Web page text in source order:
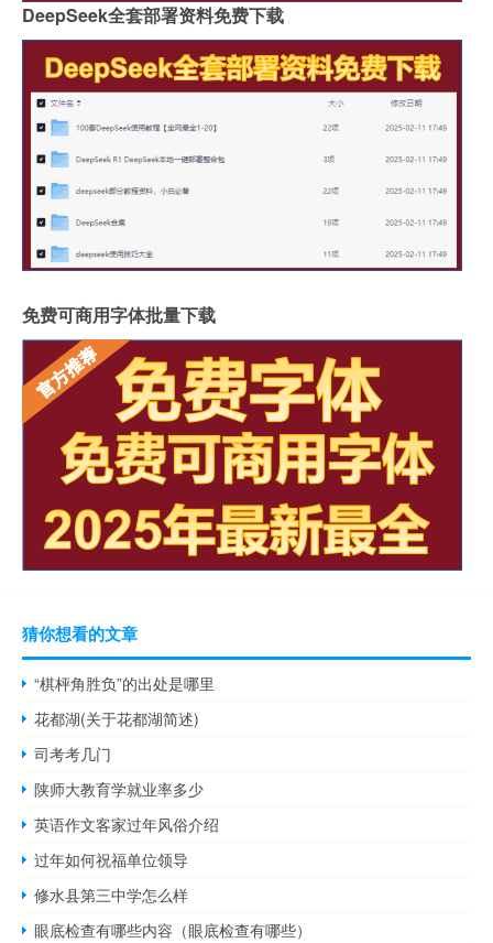
DeepSeek全套部署资料免费下载
免费可商用字体批量下载
猜你想看的文章
“棋枰角胜负”的出处是哪里
花都湖(关于花都湖简述)
司考考几门
陕师大教育学就业率多少
英语作文客家过年风俗介绍
过年如何祝福单位领导
修水县第三中学怎么样
眼底检查有哪些内容（眼底检查有哪些）